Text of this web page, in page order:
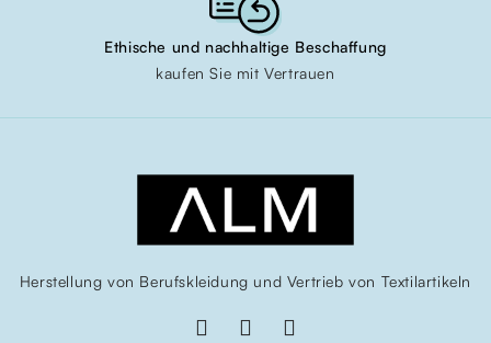
Ethische und nachhaltige Beschaffung
kaufen Sie mit Vertrauen
Herstellung von Berufskleidung und Vertrieb von Textilartikeln